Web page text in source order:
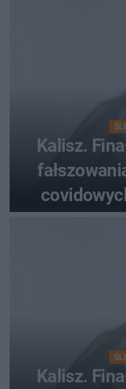
Kalisz.
prokurator
Kalisz.